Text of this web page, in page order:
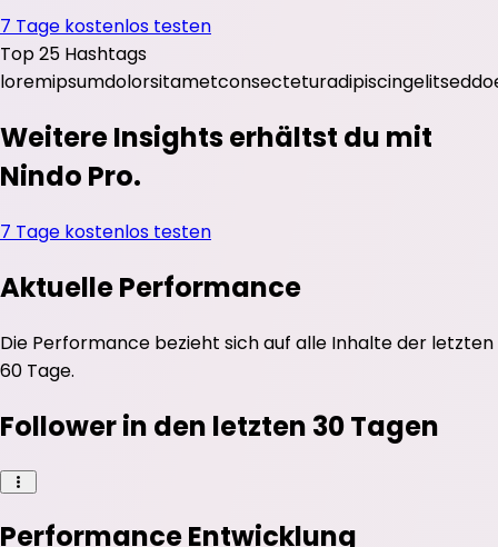
7 Tage kostenlos testen
Top 25 Hashtags
loremipsumdolorsitametconsecteturadipiscingelitseddo
Weitere Insights erhältst du mit
Nindo Pro.
7 Tage kostenlos testen
Aktuelle Performance
Die Performance bezieht sich auf alle Inhalte der letzten
60 Tage.
Follower in den letzten 30 Tagen
Performance Entwicklung